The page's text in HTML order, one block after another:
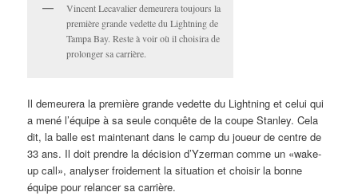
Vincent Lecavalier demeurera toujours la
première grande vedette du Lightning de
Tampa Bay. Reste à voir où il choisira de
prolonger sa carrière.
Il demeurera la première grande vedette du Lightning et celui qui
a mené l’équipe à sa seule conquête de la coupe Stanley. Cela
dit, la balle est maintenant dans le camp du joueur de centre de
33 ans. Il doit prendre la décision d’Yzerman comme un «wake-
up call», analyser froidement la situation et choisir la bonne
équipe pour relancer sa carrière.